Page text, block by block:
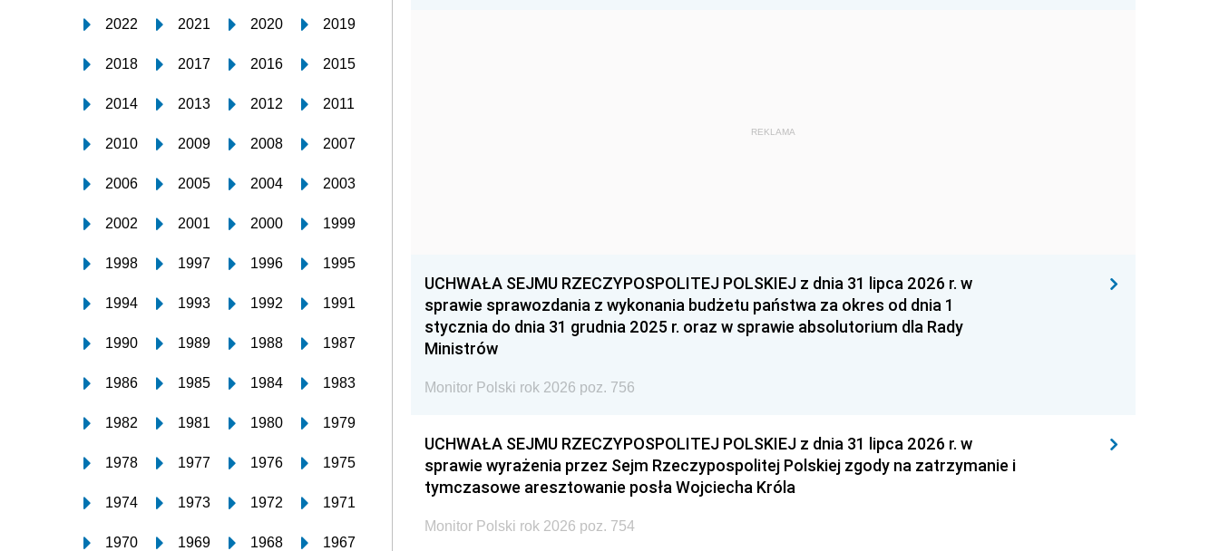
2022 2021 2020 2019
2018 2017 2016 2015
2014 2013 2012 2011
2010 2009 2008 2007
2006 2005 2004 2003
2002 2001 2000 1999
1998 1997 1996 1995
1994 1993 1992 1991
1990 1989 1988 1987
1986 1985 1984 1983
1982 1981 1980 1979
1978 1977 1976 1975
1974 1973 1972 1971
1970 1969 1968 1967
REKLAMA
UCHWAŁA SEJMU RZECZYPOSPOLITEJ POLSKIEJ z dnia 31 lipca 2026 r. w
sprawie sprawozdania z wykonania budżetu państwa za okres od dnia 1
stycznia do dnia 31 grudnia 2025 r. oraz w sprawie absolutorium dla Rady
Ministrów
Monitor Polski rok 2026 poz. 756
UCHWAŁA SEJMU RZECZYPOSPOLITEJ POLSKIEJ z dnia 31 lipca 2026 r. w
sprawie wyrażenia przez Sejm Rzeczypospolitej Polskiej zgody na zatrzymanie i
tymczasowe aresztowanie posła Wojciecha Króla
Monitor Polski rok 2026 poz. 754